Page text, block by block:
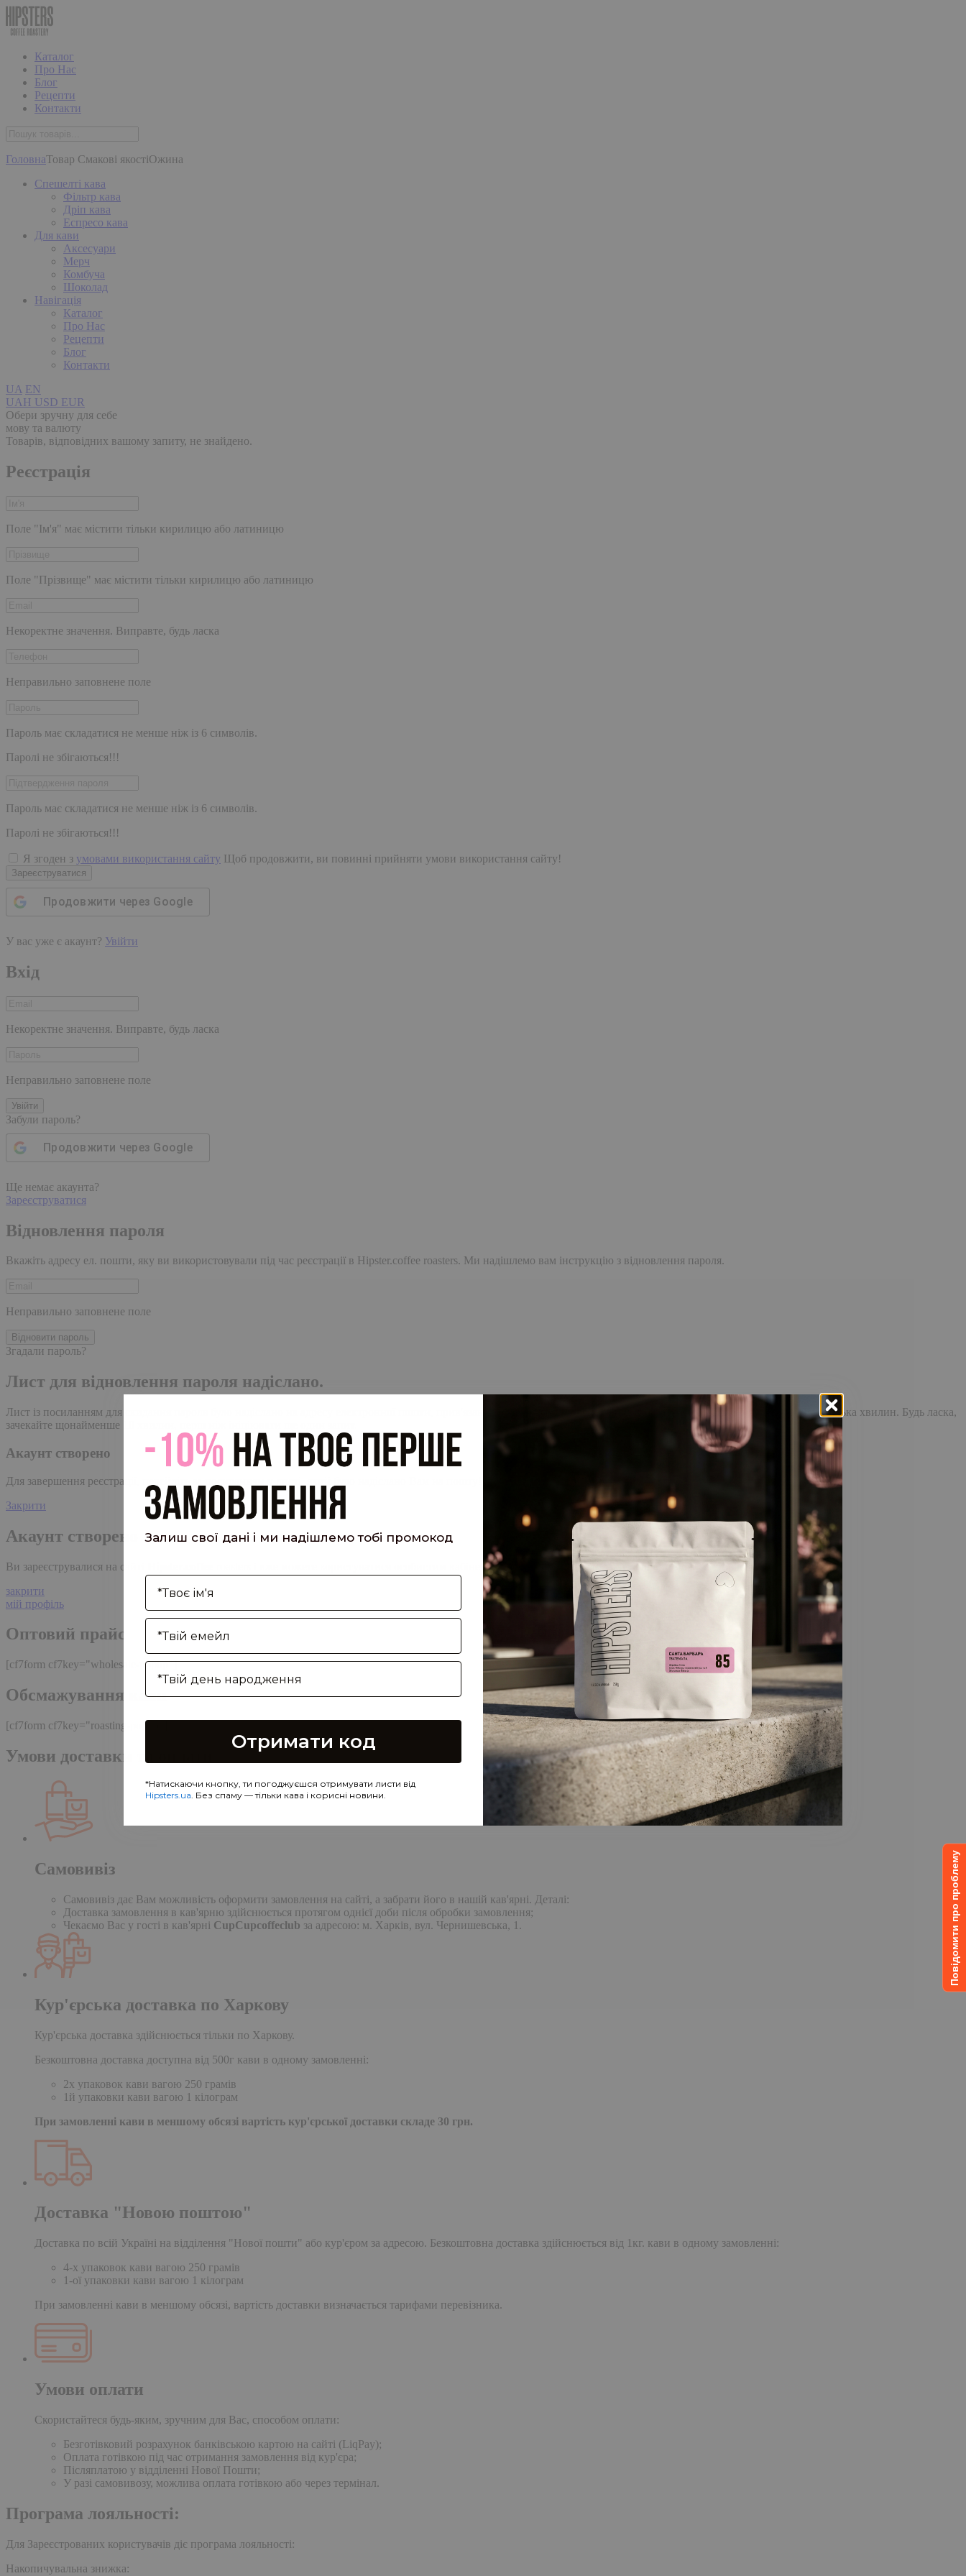
Повідомити про проблему
Каталог
Про Нас
Блог
Рецепти
Контакти
ГоловнаТовар Смакові якостіОжина
Спешелті кава
Фільтр кава
Дріп кава
Еспресо кава
Для кави
Аксесуари
Мерч
Комбуча
Шоколад
Навігація
Каталог
Про Нас
Рецепти
Блог
Контакти
UA EN
UAH USD EUR
Обери зручну для себе
мову та валюту
Товарів, відповідних вашому запиту, не знайдено.
Реєстрація
Поле "Ім'я" має містити тільки кирилицю або латиницю
Поле "Прізвище" має містити тільки кирилицю або латиницю
Некоректне значення. Виправте, будь ласка
Неправильно заповнене поле
Пароль має складатися не менше ніж із 6 символів.
Паролі не збігаються!!!
Пароль має складатися не менше ніж із 6 символів.
Паролі не збігаються!!!
Я згоден з умовами використання сайту Щоб продовжити, ви повинні прийняти умови використання сайту!
Зареєструватися
Продовжити через Google
У вас уже є акаунт? Увійти
Вхід
Некоректне значення. Виправте, будь ласка
Неправильно заповнене поле
Увійти
Забули пароль?
Продовжити через Google
Ще немає акаунта?
Зареєструватися
Відновлення пароля
Вкажіть адресу ел. пошти, яку ви використовували під час реєстрації в Hipster.coffee roasters. Ми надішлемо вам інструкцію з відновлення пароля.
Неправильно заповнене поле
Відновити пароль
Згадали пароль?
Лист для відновлення пароля надіслано.
Лист із посиланням для скидання пароля було надіслано на адресу електронної пошти, прив'язану до вашого облікового запису, доставка повідомлення може зайняти кілька хвилин. Будь ласка,
зачекайте щонайменше 10 хвилин, перш ніж ініціювати ще один запит.
Акаунт створено
Для завершення реєстрації, перейдіть за посиланням у листі, який було надіслано Вам на пошту!
Закрити
Акаунт створено
Ви зареєструвалися на сайті
roasters і вже можете користуватися особистим кабінетом, щоб отримувати знижки та відстежувати історію замовлень!
закрити
мій профіль
Оптовий прайс
[cf7form cf7key="wholesale-popup"]
Обсмажування кави
[cf7form cf7key="roasting-popup"]
Умови доставки та оплати
Самовивіз
Самовивіз дає Вам можливість оформити замовлення на сайті, а забрати його в нашій кав'ярні. Деталі:
Доставка замовлення в кав'ярню здійснюється протягом однієї доби після обробки замовлення;
Чекаємо Вас у гості в кав'ярні CupCupcoffeclub за адресою: м. Харків, вул. Чернишевська, 1.
Кур'єрська доставка по Харкову
Кур'єрська доставка здійснюється тільки по Харкову.
Безкоштовна доставка доступна від 500г кави в одному замовленні:
2х упаковок кави вагою 250 грамів
1й упаковки кави вагою 1 кілограм
При замовленні кави в меншому обсязі вартість кур'єрської доставки складе 30 грн.
Доставка "Новою поштою"
Доставка по всій Україні на відділення "Нової пошти" або кур'єром за адресою. Безкоштовна доставка здійснюється від 1кг. кави в одному замовленні:
4-х упаковок кави вагою 250 грамів
1-ої упаковки кави вагою 1 кілограм
При замовленні кави в меншому обсязі, вартість доставки визначається тарифами перевізника.
Умови оплати
Скористайтеся будь-яким, зручним для Вас, способом оплати:
Безготівковий розрахунок банківською картою на сайті (LiqPay);
Оплата готівкою під час отримання замовлення від кур'єра;
Післяплатою у відділенні Нової Пошти;
У разі самовивозу, можлива оплата готівкою або через термінал.
Програма лояльності:
Для Зареєстрованих користувачів діє програма лояльності:
Накопичувальна знижка:
Залиш свої дані і ми надішлемо тобі промокод
І'мя
Enter your email address
Birthday
Отримати код
*Натискаючи кнопку, ти погоджуєшся отримувати листи від
Hipsters.ua. Без спаму — тільки кава і корисні новини.